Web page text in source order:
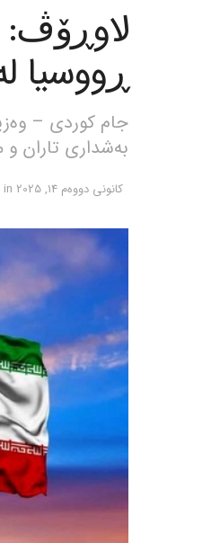
لاوڕۆڤ:
ڕووسیا
جام کوردی –
بەشداری تاران و
كانونی دووه‌م 14, 2025 in